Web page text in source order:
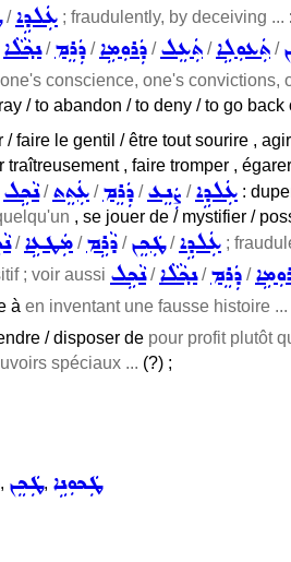
/ܥܲܠܕܹܐ ; fraudulently, by deceiving ...
ܢܟ݂ܵܠܵܐ/ܕܲܪܸܡ /ܕܲܪܘܼܡܹܐ /ܬܲܥܸܠ /ܬܲܥܘܼܠܹܐ /
conscience, one's convictions,
/ to abandon / to deny / to go back
faire le gentil / être tout sourire ,
, faire tromper ,
ܢܵܟܹܠ/ܥܲܬܸܬ /ܕܲܪܸܡ /ܨܲܢܸܥ /ܥܲܠܕܹܐ :
, se jouer de / mystifier /
/ܡܲܛܥܹܐ /ܕܵܪܹܡ / ܛܲܟܸܢ/ܥܲܠܕܹܐ ;
; voir aussi ܢܵܟܹܠ/ܢܟ݂ܵܠܵܐ/ܕܲܪܸܡ /
à en inventant une fausse histoire ...
/ disposer de pour profit plutôt
spéciaux ... (?) ;
, ܛܲܟܸܢ, ܛܲܟܘܼܢܹܐ